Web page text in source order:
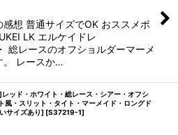
感想 普通サイズでOK おススメポ
LK エルケイドレ
総レースのオフショルダーマーメ
。 レースか…
ッド・ホワイト・総レース・シアー・オフシ
風・スリット・タイト・マーメイド・ロングド
サイズあり] [S37219-1]